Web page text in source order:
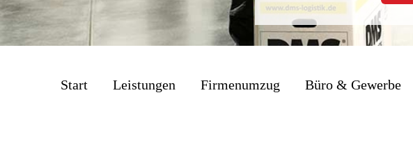
Start Leistungen Firmenumzug Büro & Gewerbe